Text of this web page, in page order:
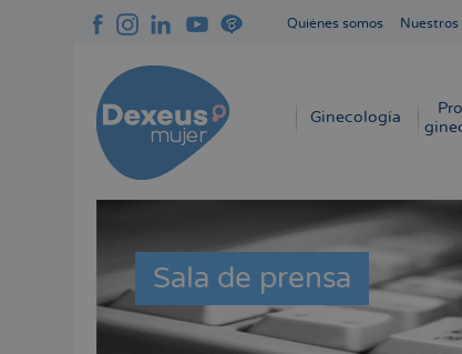
Quiénes somos Nuestros
Navegación
Ginecología
Sala de prensa